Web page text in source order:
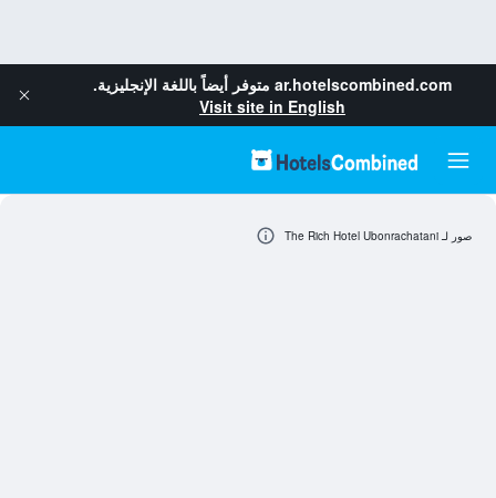
ar.hotelscombined.com متوفر أيضاً باللغة الإنجليزية.
Visit site in English
صور لـ The Rich Hotel Ubonrachatani